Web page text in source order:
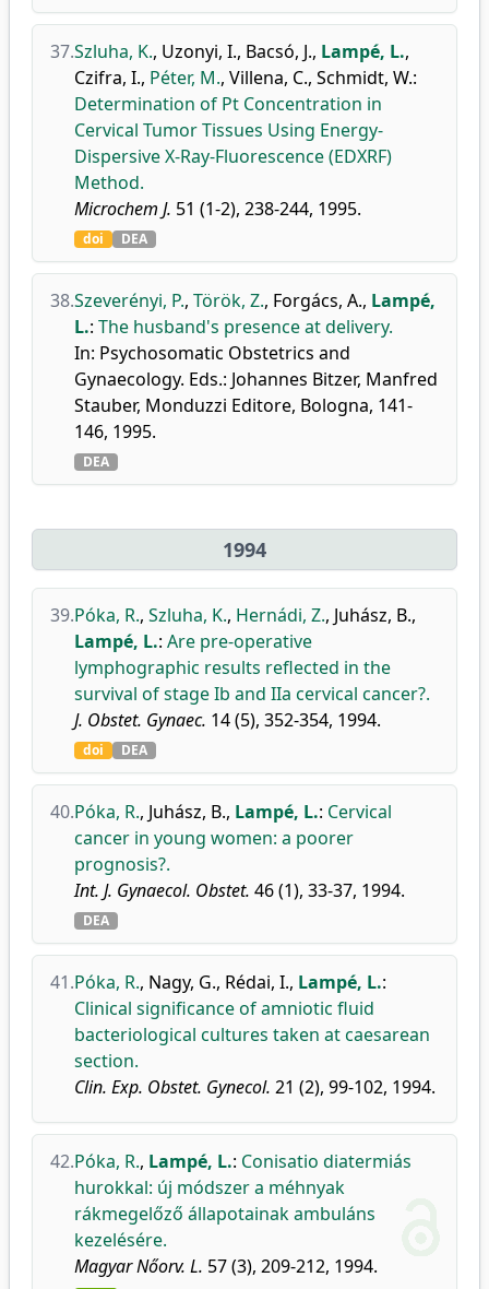
37.Szluha, K., Uzonyi, I., Bacsó, J., Lampé, L.,
Czifra, I., Péter, M., Villena, C., Schmidt, W.:
Determination of Pt Concentration in
Cervical Tumor Tissues Using Energy-
Dispersive X-Ray-Fluorescence (EDXRF)
Method.
Microchem J. 51 (1-2), 238-244, 1995.
doi DEA
38.Szeverényi, P., Török, Z., Forgács, A., Lampé,
L.: The husband's presence at delivery.
In: Psychosomatic Obstetrics and
Gynaecology. Eds.: Johannes Bitzer, Manfred
Stauber, Monduzzi Editore, Bologna, 141-
146, 1995.
DEA
1994
39.Póka, R., Szluha, K., Hernádi, Z., Juhász, B.,
Lampé, L.: Are pre-operative
lymphographic results reflected in the
survival of stage Ib and IIa cervical cancer?.
J. Obstet. Gynaec. 14 (5), 352-354, 1994.
doi DEA
40.Póka, R., Juhász, B., Lampé, L.: Cervical
cancer in young women: a poorer
prognosis?.
Int. J. Gynaecol. Obstet. 46 (1), 33-37, 1994.
DEA
41.Póka, R., Nagy, G., Rédai, I., Lampé, L.:
Clinical significance of amniotic fluid
bacteriological cultures taken at caesarean
section.
Clin. Exp. Obstet. Gynecol. 21 (2), 99-102, 1994.
42.Póka, R., Lampé, L.: Conisatio diatermiás
hurokkal: új módszer a méhnyak
rákmegelőző állapotainak ambuláns
kezelésére.
Magyar Nőorv. L. 57 (3), 209-212, 1994.